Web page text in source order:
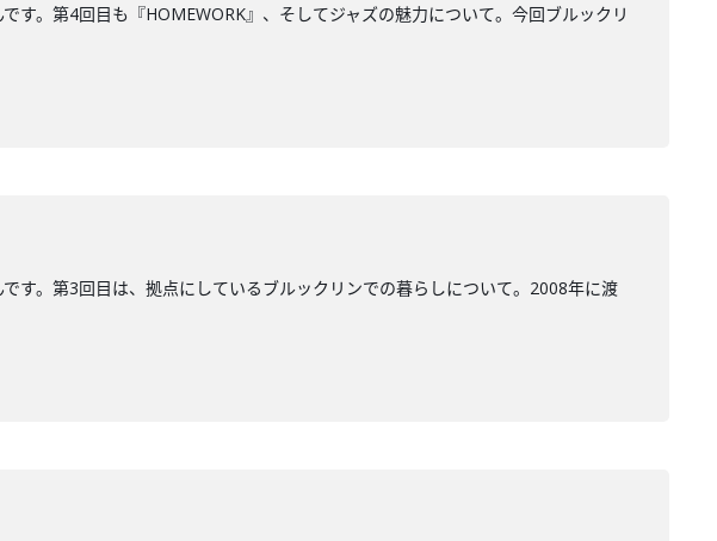
。第4回目も『HOMEWORK』、そしてジャズの魅力について。今回ブルックリ
す。第3回目は、拠点にしているブルックリンでの暮らしについて。2008年に渡